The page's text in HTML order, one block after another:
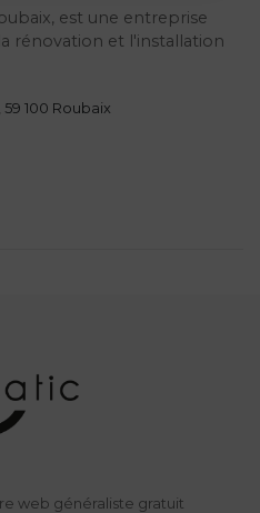
est une entreprise
rénovation et l'installation
100 Roubaix
web généraliste gratuit